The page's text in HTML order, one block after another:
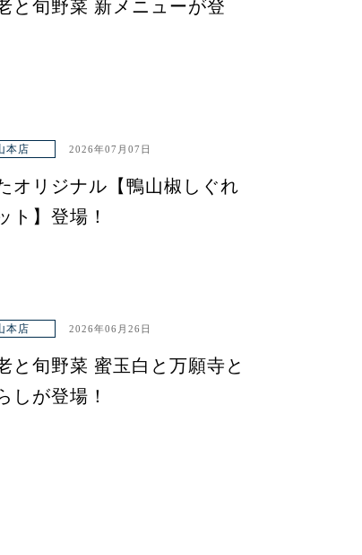
と旬野菜 新メニューが登
本店 2026年07月07日
オリジナル【鴨山椒しぐれ
ト】登場！
本店 2026年06月26日
と旬野菜 蜜玉白と万願寺と
しが登場！